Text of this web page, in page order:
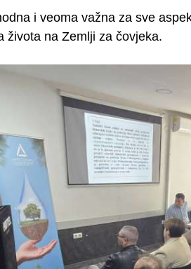
i veoma važna za sve
života na Zemlji za čovjeka.